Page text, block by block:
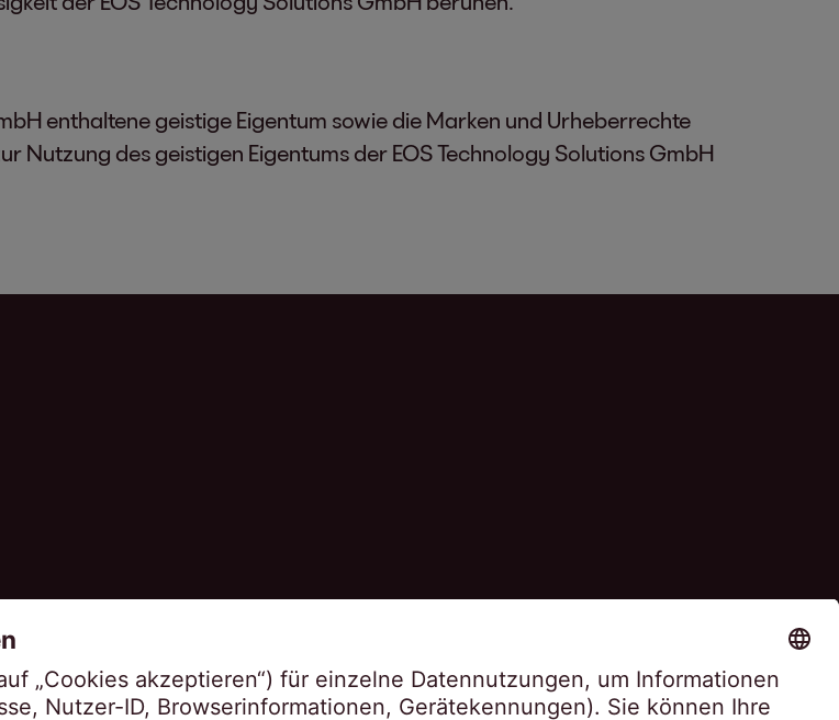
enthaltene geistige Eigentum sowie die Marken und Urheberrechte
Nutzung des geistigen Eigentums der EOS Technology Solutions GmbH